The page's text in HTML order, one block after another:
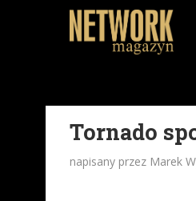
Tornado
napisany przez Marek